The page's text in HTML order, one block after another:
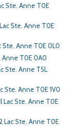
Ste. Anne T0E
Ste. Anne T0E
Ste. Anne T0E 0L0
Anne T0E 0A0
Ste. Anne T5L
Ste. Anne T0E 1V0
Lac Ste. Anne T0E
Lac Ste. Anne T0E